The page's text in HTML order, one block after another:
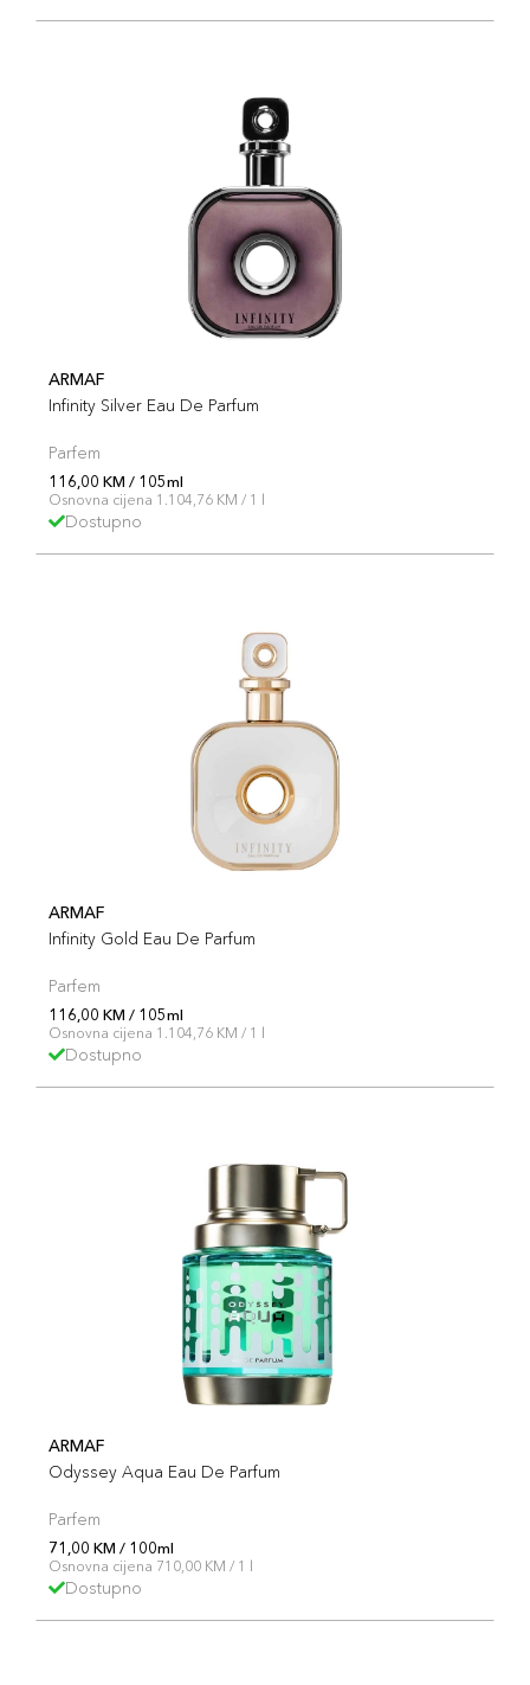
ARMAF
Infinity Silver Eau De Parfum
Parfem
116,00 KM / 105ml
Osnovna cijena 1.104,76 KM / 1 l
Dostupno
ARMAF
Infinity Gold Eau De Parfum
Parfem
116,00 KM / 105ml
Osnovna cijena 1.104,76 KM / 1 l
Dostupno
ARMAF
Odyssey Aqua Eau De Parfum
Parfem
71,00 KM / 100ml
Osnovna cijena 710,00 KM / 1 l
Dostupno